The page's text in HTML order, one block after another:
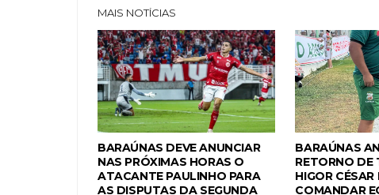
MAIS NOTÍCIAS
BARAÚNAS DEVE ANUNCIAR
NAS PRÓXIMAS HORAS O
ATACANTE PAULINHO PARA
AS DISPUTAS DA SEGUNDA
BARAÚNAS
RETORNO DE
HIGOR CÉSAR
COMANDAR